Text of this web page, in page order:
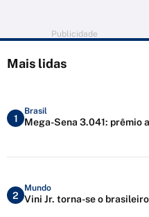
Publicidade
Mais lidas
1
Brasil
Mega-Sena 3.041: prêmio
2
Mundo
Vini Jr. torna-se o